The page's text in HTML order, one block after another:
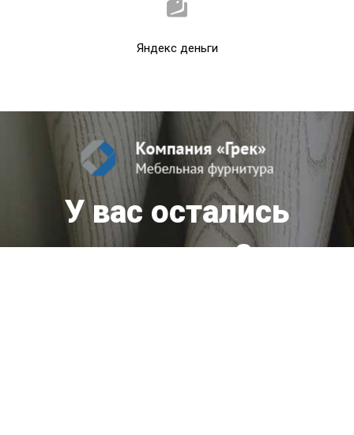
Яндекс деньги
У вас остались
вопросы?